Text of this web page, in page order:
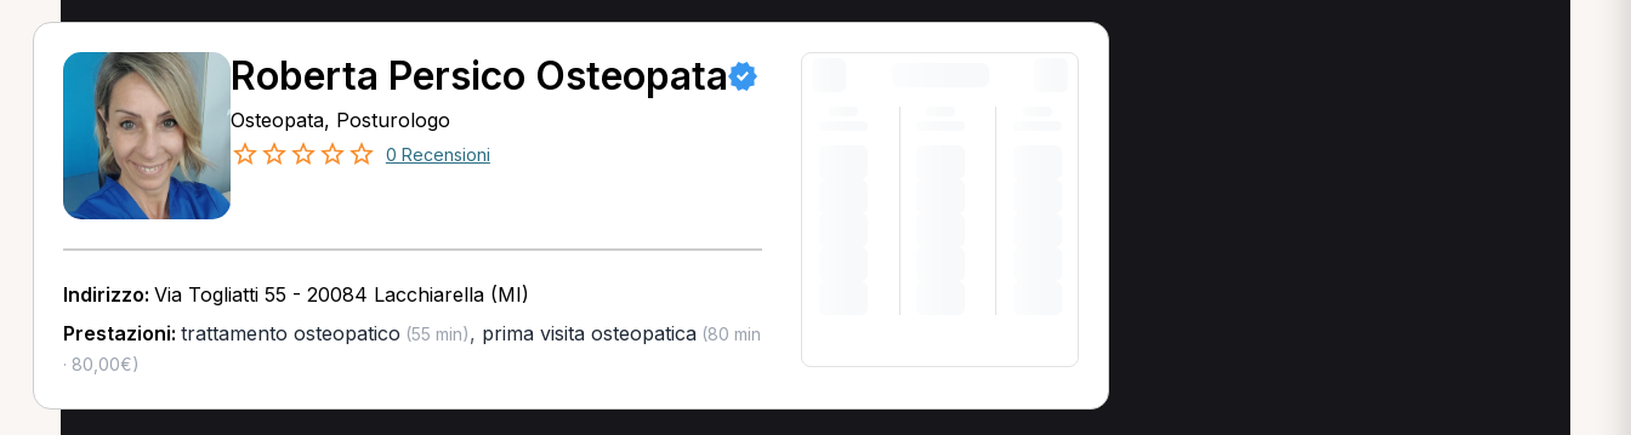
Roberta Persico Osteopata
Osteopata, Posturologo
0 Recensioni
Indirizzo: Via Togliatti 55 - 20084 Lacchiarella (MI)
Prestazioni: trattamento osteopatico (55 min), prima visita osteopatica(80 min
· 80,00€)